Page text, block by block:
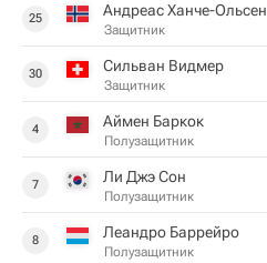
25 Андреас Ханче-Ольсен
Защитник
30 Сильван Видмер
Защитник
4 Аймен Баркок
Полузащитник
7 Ли Джэ Сон
Полузащитник
8 Леандро Баррейро
Полузащитник